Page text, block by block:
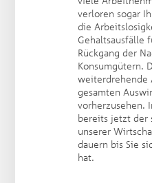
verloren sogar
die
Gehaltsausfälle
Rückgang der
Konsumgütern.
weiterdrehende
gesamten
vorherzusehen.
bereits jetzt der
unserer
dauern bis Sie
hat.